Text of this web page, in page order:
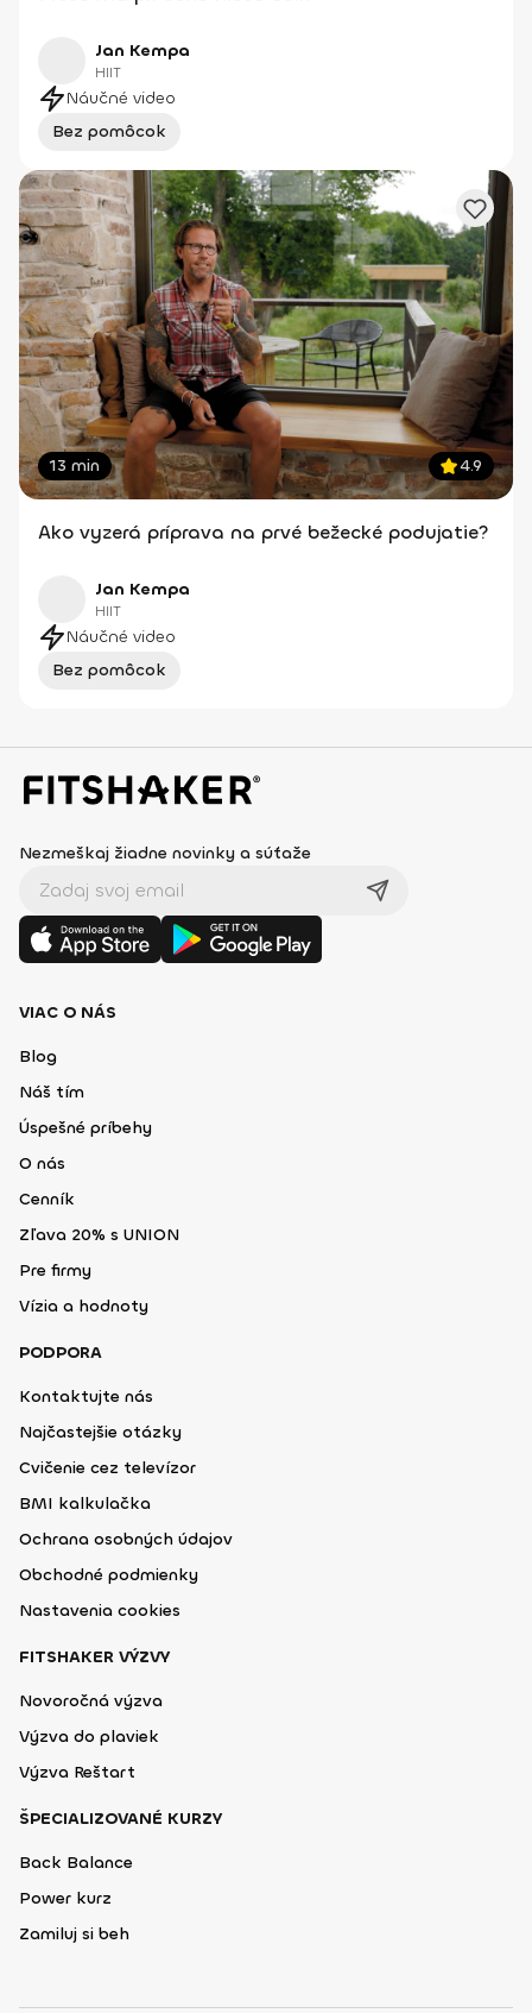
Jan Kempa
HIIT
Náučné video
Bez pomôcok
13 min 4.9
Ako vyzerá príprava na prvé bežecké podujatie?
Jan Kempa
HIIT
Náučné video
Bez pomôcok
Nezmeškaj žiadne novinky a súťaže
VIAC O NÁS
Blog
Náš tím
Úspešné príbehy
O nás
Cenník
Zľava 20% s UNION
Pre firmy
Vízia a hodnoty
PODPORA
Kontaktujte nás
Najčastejšie otázky
Cvičenie cez televízor
BMI kalkulačka
Ochrana osobných údajov
Obchodné podmienky
Nastavenia cookies
FITSHAKER VÝZVY
Novoročná výzva
Výzva do plaviek
Výzva Reštart
ŠPECIALIZOVANÉ KURZY
Back Balance
Power kurz
Zamiluj si beh